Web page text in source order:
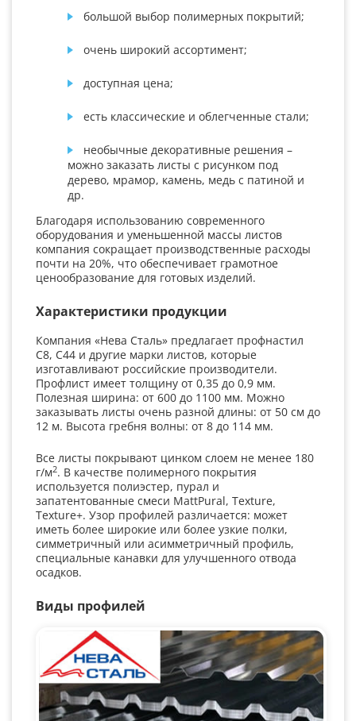
большой выбор полимерных покрытий;
очень широкий ассортимент;
доступная цена;
есть классические и облегченные стали;
необычные декоративные решения –
можно заказать листы с рисунком под
дерево, мрамор, камень, медь с патиной и
др.
Благодаря использованию современного
оборудования и уменьшенной массы листов
компания сокращает производственные расходы
почти на 20%, что обеспечивает грамотное
ценообразование для готовых изделий.
Характеристики продукции
Компания «Нева Сталь» предлагает профнастил
С8, С44 и другие марки листов, которые
изготавливают российские производители.
Профлист имеет толщину от 0,35 до 0,9 мм.
Полезная ширина: от 600 до 1100 мм. Можно
заказывать листы очень разной длины: от 50 см до
12 м. Высота гребня волны: от 8 до 114 мм.
Все листы покрывают цинком слоем не менее 180
г/м2. В качестве полимерного покрытия
используется полиэстер, пурал и
запатентованные смеси MattPural, Texture,
Texture+. Узор профилей различается: может
иметь более широкие или более узкие полки,
симметричный или асимметричный профиль,
специальные канавки для улучшенного отвода
осадков.
Виды профилей